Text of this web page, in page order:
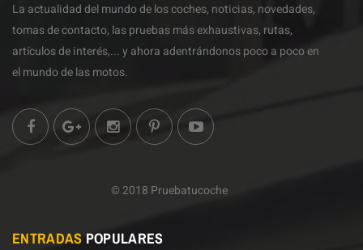
La actualidad del mundo de los coches, noticias, novedades,
tomas de contacto, las pruebas más exhaustivas, rutas,
artículos de interés,... y ahora adentrándonos poco a poco en
el mundo de las motos.
© 2018 Pruebatucoche
ENTRADAS POPULARES